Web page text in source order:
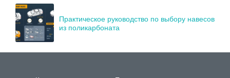
Практическое руководство по выбору навесов
из поликарбоната